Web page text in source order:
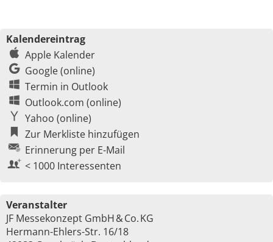
Kalendereintrag
Apple Kalender
Google (online)
Termin in Outlook
Outlook.com (online)
Yahoo (online)
Zur Merkliste hinzufügen
Erinnerung per E-Mail
< 1000 Interessenten
Veranstalter
JF Messekonzept GmbH & Co. KG
Hermann-Ehlers-Str. 16/18